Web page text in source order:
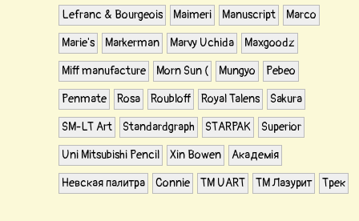
Lefranc & Bourgeois Maimeri Manuscript Marco
Marie's Markerman Marvy Uchida Maxgoodz
Miff manufacture Morn Sun ( Mungyo Pebeo
Penmate Rosa Roubloff Royal Talens Sakura
SM-LT Art Standardgraph STARPAK Superior
Uni Mitsubishi Pencil Xin Bowen Академія
Невская палитра Сonnie ТМ UART ТМ Лазурит Трек